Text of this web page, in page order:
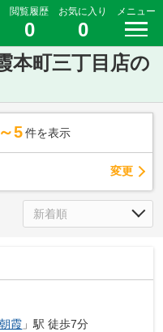
閲覧履歴
0
お気に入り
0
メニュー
本町三丁目店の
5 件を表示
変更
朝霞 」駅 徒歩7分